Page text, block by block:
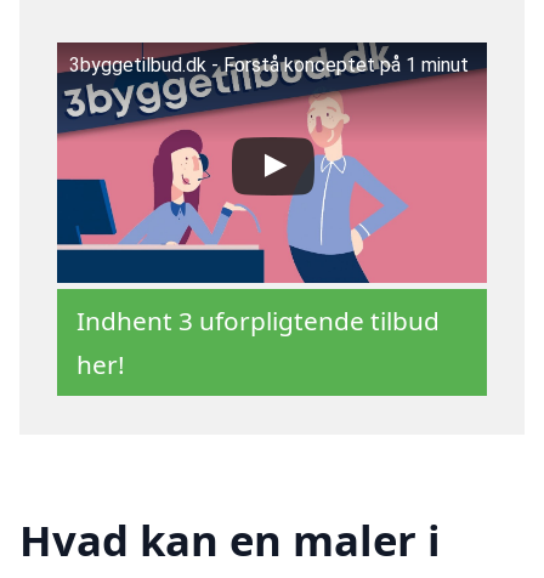
3byggetilbud.dk - Forstå konceptet på 1 minut
Indhent 3 uforpligtende tilbud
her!
Hvad kan en maler i